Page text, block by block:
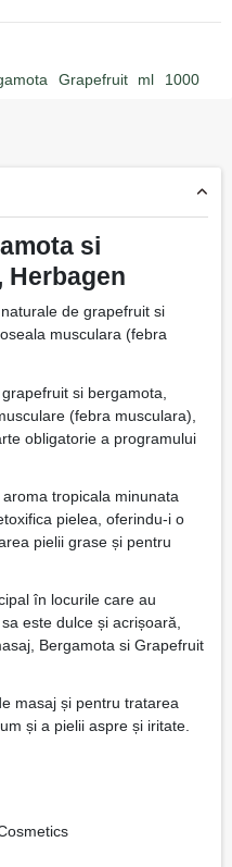
Grapefruit ml 1000
si
Herbagen
de grapefruit si
musculara (febra
si bergamota,
(febra musculara),
obligatorie a programului
tropicala minunata
pielea, oferindu-i o
pielii grase și pentru
în locurile care au
este dulce și acrișoară,
Bergamota si Grapefruit
masaj și pentru tratarea
și a pielii aspre și iritate.